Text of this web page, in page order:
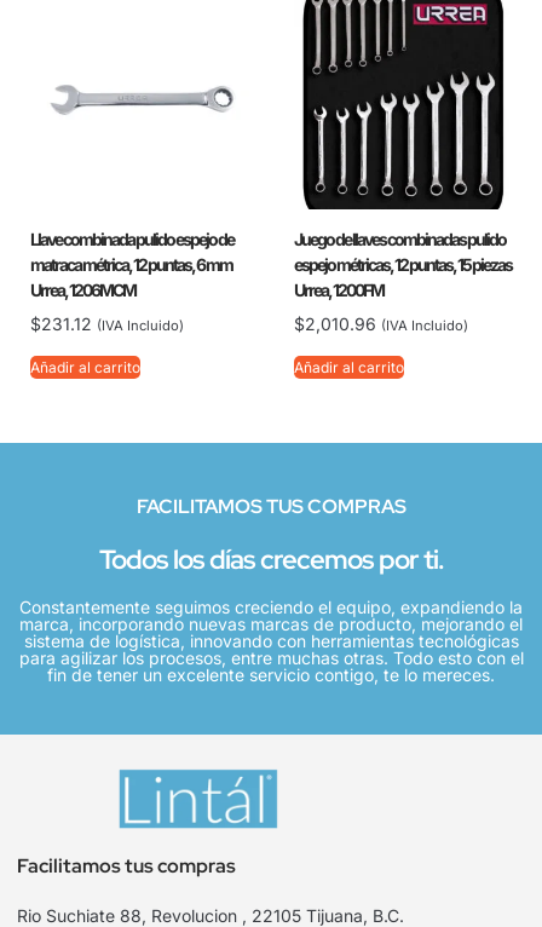
Llave combinada pulido espejo de
matraca métrica, 12 puntas, 6 mm
Urrea, 1206MCM
$231.12 (IVA Incluido)
Añadir al carrito
Juego de llaves combinadas pulido
espejo métricas, 12 puntas, 15 piezas
Urrea, 1200FM
$2,010.96 (IVA Incluido)
Añadir al carrito
FACILITAMOS TUS COMPRAS
Todos los días crecemos por ti.
Constantemente seguimos creciendo el equipo, expandiendo la
marca, incorporando nuevas marcas de producto, mejorando el
sistema de logística, innovando con herramientas tecnológicas
para agilizar los procesos, entre muchas otras. Todo esto con el
fin de tener un excelente servicio contigo, te lo mereces.
Facilitamos tus compras
Rio Suchiate 88, Revolucion , 22105 Tijuana, B.C.